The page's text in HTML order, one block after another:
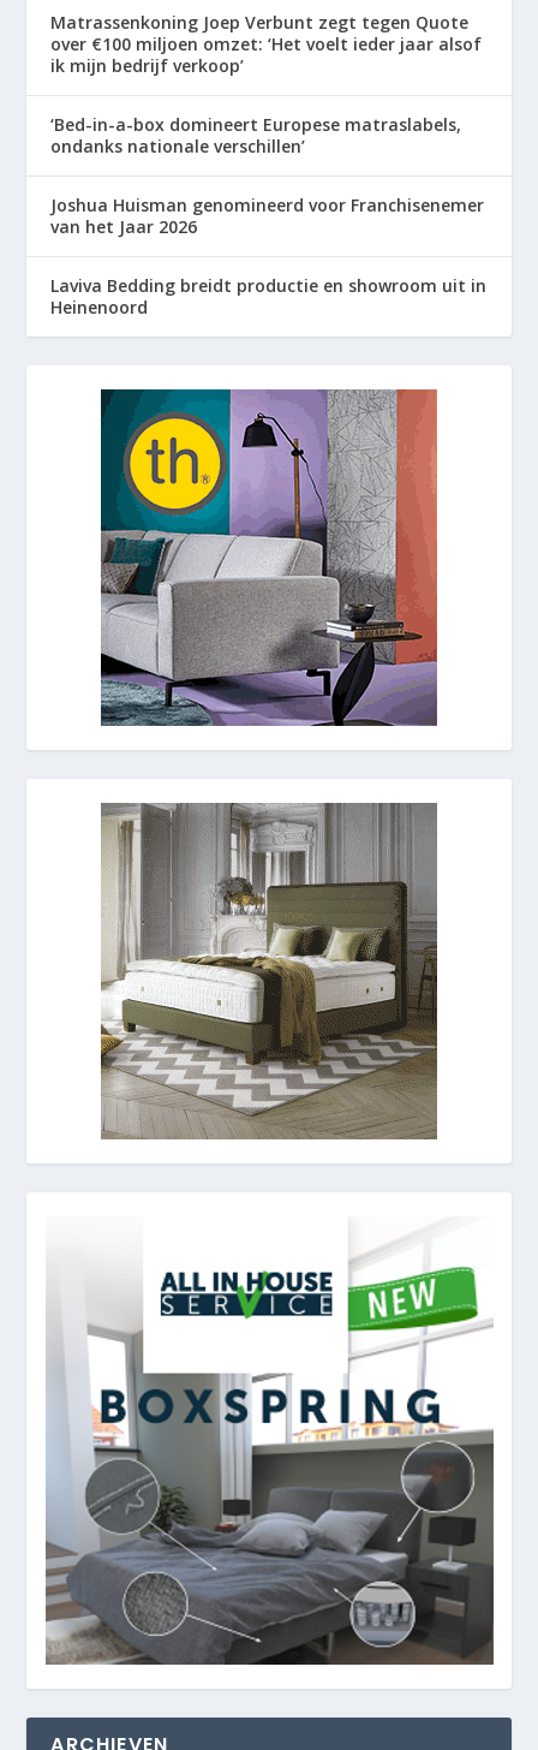
Matrassenkoning Joep Verbunt zegt tegen Quote
over €100 miljoen omzet: ‘Het voelt ieder jaar alsof
ik mijn bedrijf verkoop’
‘Bed-in-a-box domineert Europese matraslabels,
ondanks nationale verschillen’
Joshua Huisman genomineerd voor Franchisenemer
van het Jaar 2026
Laviva Bedding breidt productie en showroom uit in
Heinenoord